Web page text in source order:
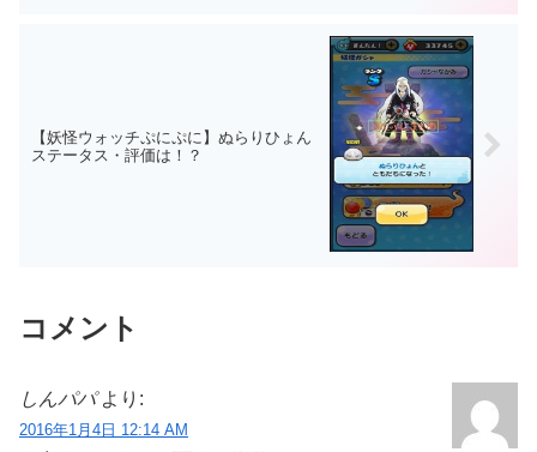
【妖怪ウォッチぷにぷに】ぬらりひょん
ステータス・評価は！？
コメント
しんパパ より:
2016年1月4日 12:14 AM